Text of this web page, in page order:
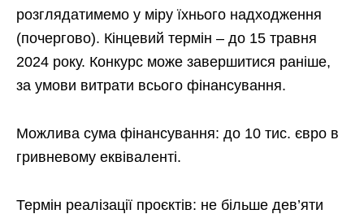
розглядатимемо у міру їхнього надходження
(почергово). Кінцевий термін – до 15 травня
2024 року. Конкурс може завершитися раніше,
за умови витрати всього фінансування.
Можлива сума фінансування: до 10 тис. євро в
гривневому еквіваленті.
Термін реалізації проєктів: не більше дев’яти